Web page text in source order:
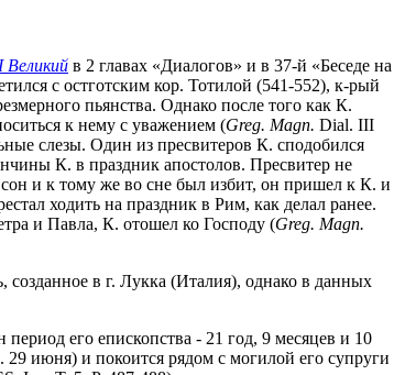
Великий в 2 главах «Диалогов» и в 37-й «Беседе на
с остготским кор. Тотилой (541-552), к-рый
пьянства. Однако после того как К.
к нему с уважением (Greg. Magn. Dial. III
слезы. Один из пресвитеров К. сподобился
К. в праздник апостолов. Пресвитер не
и к тому же во сне был избит, он пришел к К. и
ходить на праздник в Рим, как делал ранее.
и Павла, К. отошел ко Господу (Greg. Magn.
в г. Лукка (Италия), однако в данных
его епископства - 21 год, 9 месяцев и 10
29 июня) и покоится рядом с могилой его супруги